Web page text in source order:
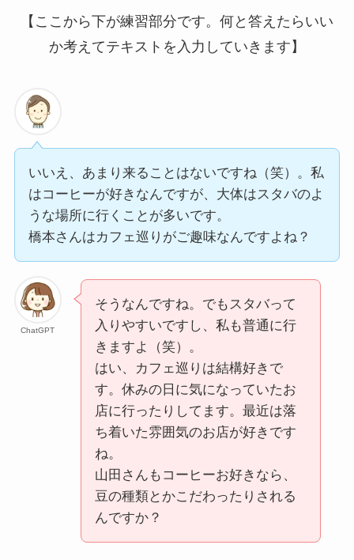
【ここから下が練習部分です。何と答えたらいい
か考えてテキストを入力していきます】
いいえ、あまり来ることはないですね（笑）。私
はコーヒーが好きなんですが、大体はスタバのよ
うな場所に行くことが多いです。
橋本さんはカフェ巡りがご趣味なんですよね？
ChatGPT
そうなんですね。でもスタバって
入りやすいですし、私も普通に行
きますよ（笑）。
はい、カフェ巡りは結構好きで
す。休みの日に気になっていたお
店に行ったりしてます。最近は落
ち着いた雰囲気のお店が好きです
ね。
山田さんもコーヒーお好きなら、
豆の種類とかこだわったりされる
んですか？